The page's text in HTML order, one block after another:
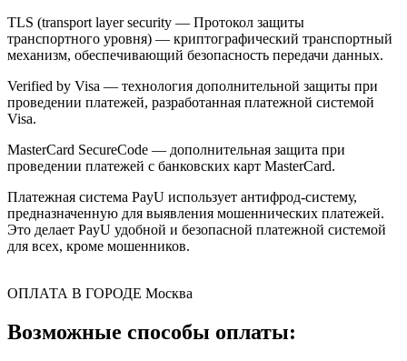
TLS (transport layer security — Протокол защиты
транспортного уровня) — криптографический транспортный
механизм, обеспечивающий безопасность передачи данных.
Verified by Visa — технология дополнительной защиты при
проведении платежей, разработанная платежной системой
Visa.
MasterCard SecureCode — дополнительная защита при
проведении платежей с банковских карт MasterCard.
Платежная система PayU использует антифрод-систему,
предназначенную для выявления мошеннических платежей.
Это делает PayU удобной и безопасной платежной системой
для всех, кроме мошенников.
ОПЛАТА В ГОРОДЕ Москва
Возможные способы оплаты: